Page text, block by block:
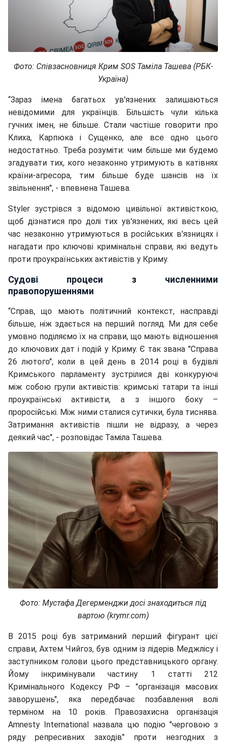
Фото: Співзасновниця Крим SOS Таміла Ташева (РБК-
Україна)
“Зараз імена багатьох ув'язнених залишаються
невідомими для українців. Більшість чули кілька
гучних імен, не більше. Стали частіше говорити про
Клиха, Карпюка і Сущенко, але все одно цього
недостатньо. Треба розуміти: чим більше ми будемо
згадувати тих, кого незаконно утримують в катівнях
країни-агресора, тим більше буде шансів на їх
звільнення", - впевнена Ташева.
Styler зустрівся з відомою цивільної активісткою,
щоб дізнатися про долі тих ув'язнених, які весь цей
час незаконно утримуються в російських в'язницях і
нагадати про ключові кримінальні справи, які ведуть
проти проукраїнських активістів у Криму.
Судові процеси з численними
правопорушеннями
“Справ, що мають політичний контекст, насправді
більше, ніж здається на перший погляд. Ми для себе
умовно поділяємо їх на справи, що мають відношення
до ключових дат і подій у Криму. Є так звана "Справа
26 лютого", коли в цей день в 2014 році в будівлі
Кримського парламенту зустрілися дві конкуруючі
між собою групи активістів: кримські татари та інші
проукраїнські активісти, а з іншого боку –
проросійські. Між ними сталися сутички, була тиснява.
Затримання активістів пішли не відразу, а через
деякий час", - розповідає Таміла Ташева.
Фото: Мустафа Дегерменджи досі знаходиться під
вартою (krymr.com)
В 2015 році був затриманий перший фігурант цієї
справи, Ахтем Чийгоз, був одним із лідерів Меджлісу і
заступником голови цього представницького органу.
Йому інкримінували частину 1 статті 212
Кримінального Кодексу РФ – "організація масових
заворушень", яка передбачає позбавлення волі
терміном на 10 років. Правозахисна організація
Amnesty International назвала цю подію "черговою з
ряду репресивних заходів" проти незгодних з